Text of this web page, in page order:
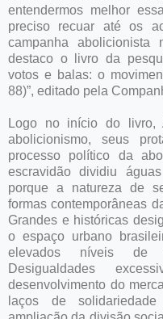
entendermos melhor
preciso recuar até os
campanha
destaco o livro da
votos e balas: o
88)”, editado pela
Logo no início do livro,
abolicionismo, seus
processo político da
escravidão dividiu
porque a natureza de
formas contemporâneas
Grandes e históricas
o espaço urbano
elevados níveis de
Desigualdades
desenvolvimento do
laços de